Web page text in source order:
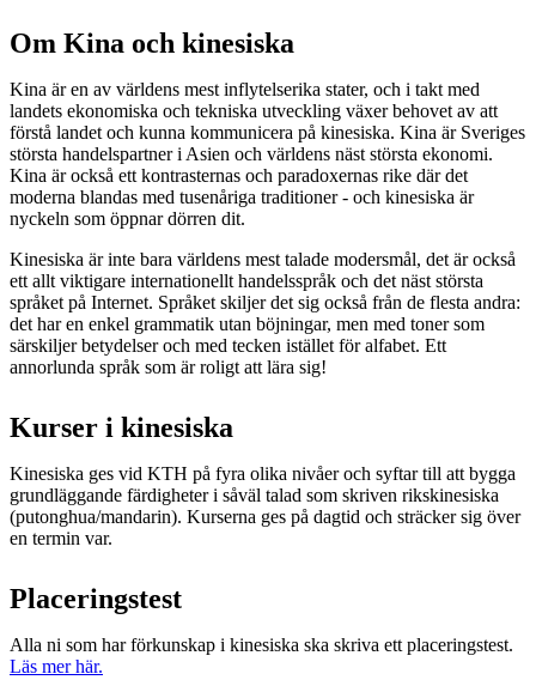
Om Kina och kinesiska
Kina är en av världens mest inflytelserika stater, och i takt med
landets ekonomiska och tekniska utveckling växer behovet av att
förstå landet och kunna kommunicera på kinesiska. Kina är Sveriges
största handelspartner i Asien och världens näst största ekonomi.
Kina är också ett kontrasternas och paradoxernas rike där det
moderna blandas med tusenåriga traditioner - och kinesiska är
nyckeln som öppnar dörren dit.
Kinesiska är inte bara världens mest talade modersmål, det är också
ett allt viktigare internationellt handelsspråk och det näst största
språket på Internet. Språket skiljer det sig också från de flesta andra:
det har en enkel grammatik utan böjningar, men med toner som
särskiljer betydelser och med tecken istället för alfabet. Ett
annorlunda språk som är roligt att lära sig!
Kurser i kinesiska
Kinesiska ges vid KTH på fyra olika nivåer och syftar till att bygga
grundläggande färdigheter i såväl talad som skriven rikskinesiska
(putonghua/mandarin). Kurserna ges på dagtid och sträcker sig över
en termin var.
Placeringstest
Alla ni som har förkunskap i kinesiska ska skriva ett placeringstest.
Läs mer här.